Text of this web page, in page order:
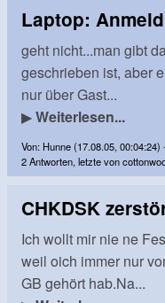
Laptop:
geht nicht...man gibt
geschrieben ist, aber
nur über Gast...
▶Weiterlesen...
Von: Hunne (17.08.05, 00:04:24)
2 Antworten, letzte von
CHKDSK
Ich wollt mir nie ne
weil oich immer nur
GB gehört hab.Na...